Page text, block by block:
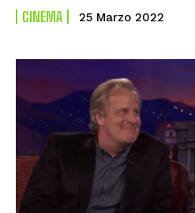
CINEMA 25 Marzo 2022